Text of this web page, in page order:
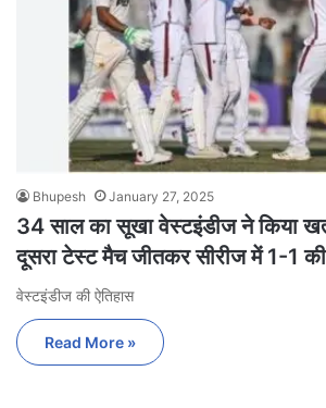
Bhupesh January 27, 2025
34 साल का सूखा वेस्टइंडीज ने किया
दूसरा टेस्ट मैच जीतकर सीरीज में 1-1 की
वेस्टइंडीज की ऐतिहास
Read More »